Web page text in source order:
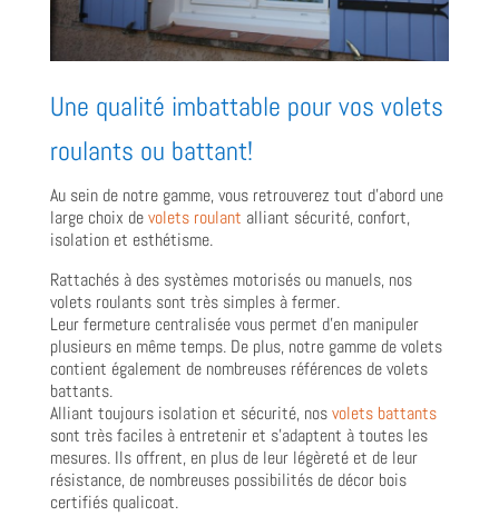
Une qualité imbattable pour vos volets
roulants ou battant!
Au sein de notre gamme, vous retrouverez tout d’abord une
large choix devolets roulant alliant sécurité, confort,
isolation et esthétisme.
Rattachés à des systèmes motorisés ou manuels, nos
volets roulants sont très simples à fermer.
Leur fermeture centralisée vous permet d’en manipuler
plusieurs en même temps. De plus, notre gamme de volets
contient également de nombreuses références de volets
battants.
Alliant toujours isolation et sécurité, nosvolets battants
sont très faciles à entretenir et s’adaptent à toutes les
mesures. Ils offrent, en plus de leur légèreté et de leur
résistance, de nombreuses possibilités de décor bois
certifiés qualicoat.